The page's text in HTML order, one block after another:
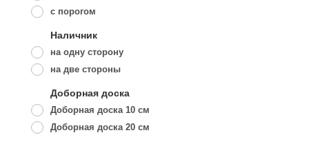
с порогом
Наличник
на одну сторону
на две стороны
Доборная доска
Доборная доска 10 см
Доборная доска 20 см